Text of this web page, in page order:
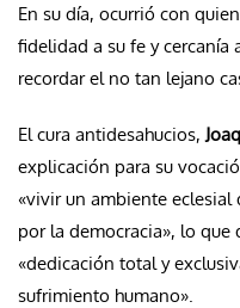
En su día, ocurrió con
fidelidad a su fe y cercanía
recordar el no tan lejano
El cura antidesahucios,
explicación para su
«vivir un ambiente eclesial
por la democracia», lo
«dedicación total y
sufrimiento humano».